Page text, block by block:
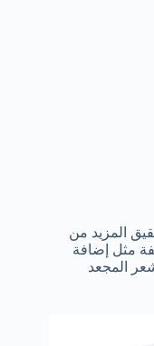
المزيد من
مثل إضافة
المجعد